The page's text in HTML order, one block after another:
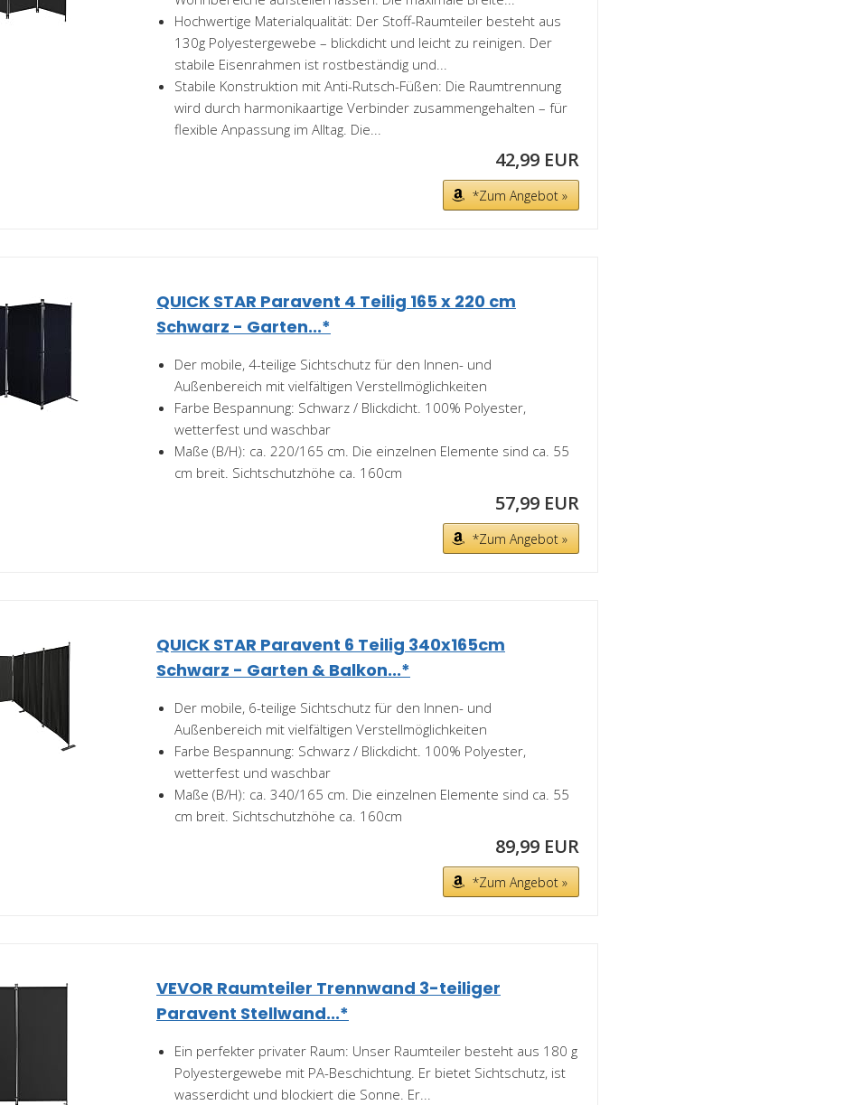
Hochwertige Materialqualität: Der Stoff-Raumteiler besteht aus
130g Polyestergewebe – blickdicht und leicht zu reinigen. Der
stabile Eisenrahmen ist rostbeständig und...
Stabile Konstruktion mit Anti-Rutsch-Füßen: Die Raumtrennung
wird durch harmonikaartige Verbinder zusammengehalten – für
flexible Anpassung im Alltag. Die...
42,99 EUR
*Zum Angebot »
QUICK STAR Paravent 4 Teilig 165 x 220 cm
Schwarz - Garten...*
Der mobile, 4-teilige Sichtschutz für den Innen- und
Außenbereich mit vielfältigen Verstellmöglichkeiten
Farbe Bespannung: Schwarz / Blickdicht. 100% Polyester,
wetterfest und waschbar
Maße (B/H): ca. 220/165 cm. Die einzelnen Elemente sind ca. 55
cm breit. Sichtschutzhöhe ca. 160cm
57,99 EUR
*Zum Angebot »
QUICK STAR Paravent 6 Teilig 340x165cm
Schwarz - Garten & Balkon...*
Der mobile, 6-teilige Sichtschutz für den Innen- und
Außenbereich mit vielfältigen Verstellmöglichkeiten
Farbe Bespannung: Schwarz / Blickdicht. 100% Polyester,
wetterfest und waschbar
Maße (B/H): ca. 340/165 cm. Die einzelnen Elemente sind ca. 55
cm breit. Sichtschutzhöhe ca. 160cm
89,99 EUR
*Zum Angebot »
VEVOR Raumteiler Trennwand 3-teiliger
Paravent Stellwand...*
Ein perfekter privater Raum: Unser Raumteiler besteht aus 180 g
Polyestergewebe mit PA-Beschichtung. Er bietet Sichtschutz, ist
wasserdicht und blockiert die Sonne. Er...